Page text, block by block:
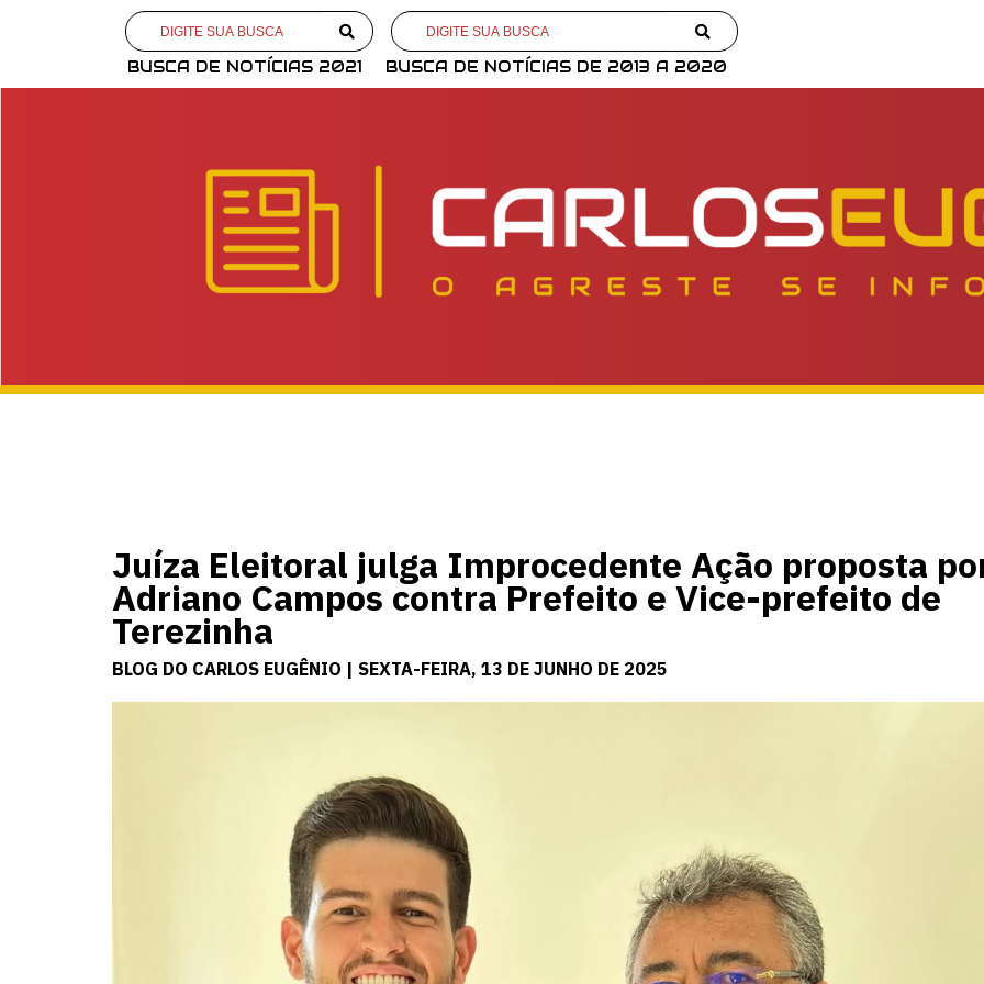
BUSCA DE NOTÍCIAS 2021 BUSCA DE NOTÍCIAS DE 2013 A 2020
Juíza Eleitoral julga Improcedente Ação proposta
Adriano Campos contra Prefeito e Vice-prefeito de
Terezinha
BLOG DO CARLOS EUGÊNIO | SEXTA-FEIRA, 13 DE JUNHO DE 2025